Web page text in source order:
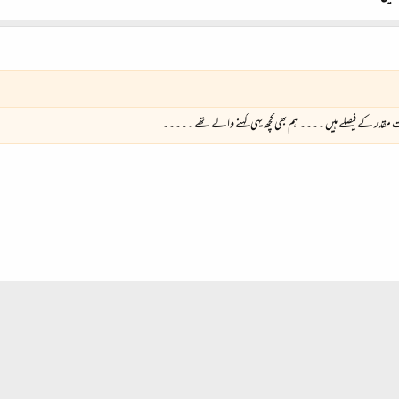
کے فیصلے ہیں ۔۔۔۔ ہم بھی کچھ یہی کہنے والے تھے ۔۔۔۔۔